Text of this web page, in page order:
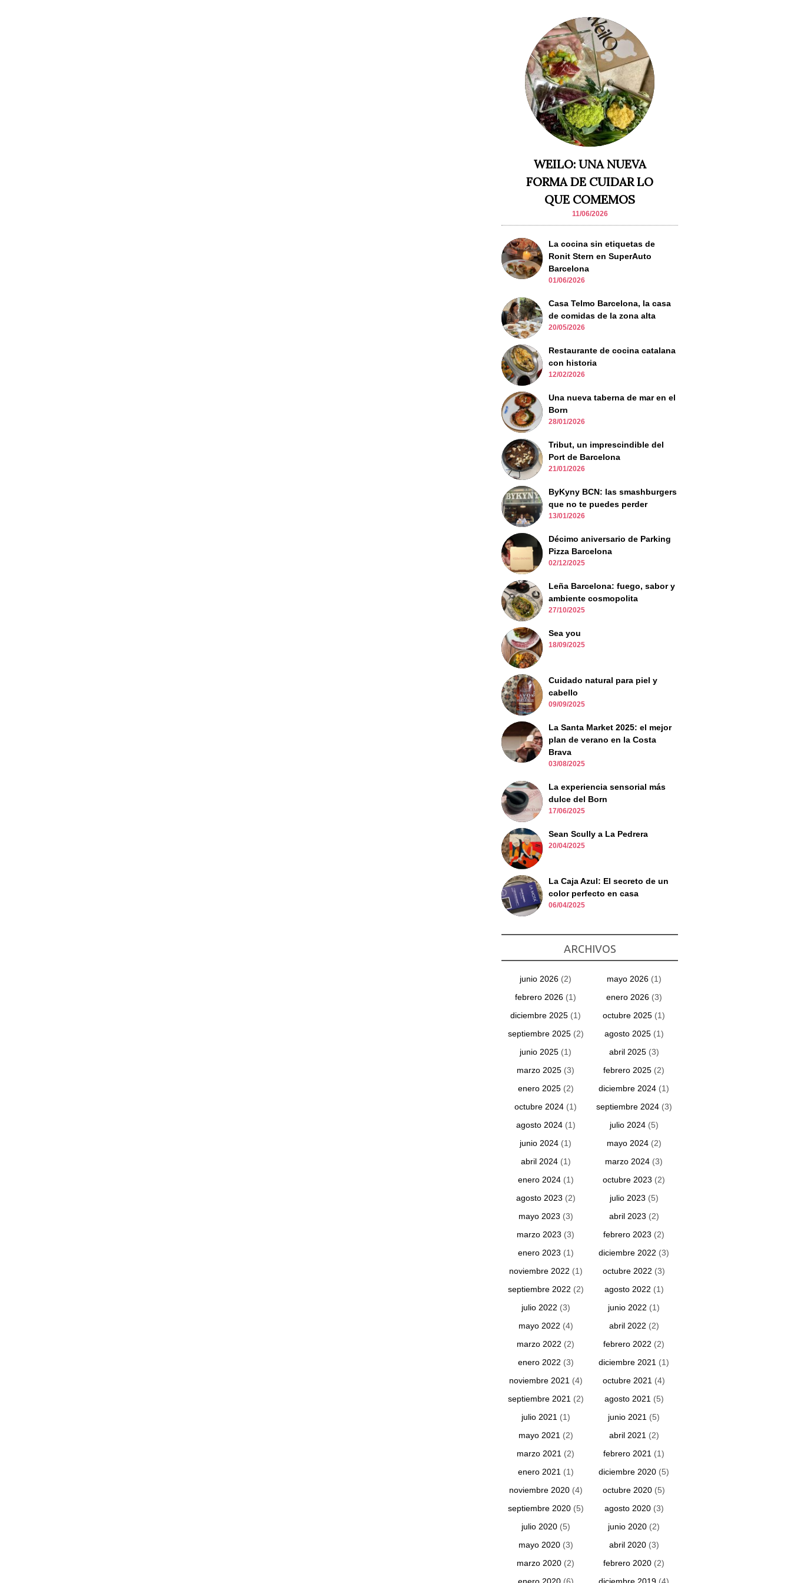
WEILO: UNA NUEVA
FORMA DE CUIDAR LO
QUE COMEMOS
11/06/2026
La cocina sin etiquetas de
Ronit Stern en SuperAuto
Barcelona
01/06/2026
Casa Telmo Barcelona, la casa
de comidas de la zona alta
20/05/2026
Restaurante de cocina catalana
con historia
12/02/2026
Una nueva taberna de mar en el
Born
28/01/2026
Tribut, un imprescindible del
Port de Barcelona
21/01/2026
ByKyny BCN: las smashburgers
que no te puedes perder
13/01/2026
Décimo aniversario de Parking
Pizza Barcelona
02/12/2025
Leña Barcelona: fuego, sabor y
ambiente cosmopolita
27/10/2025
Sea you
18/09/2025
Cuidado natural para piel y
cabello
09/09/2025
La Santa Market 2025: el mejor
plan de verano en la Costa
Brava
03/08/2025
La experiencia sensorial más
dulce del Born
17/06/2025
Sean Scully a La Pedrera
20/04/2025
La Caja Azul: El secreto de un
color perfecto en casa
06/04/2025
ARCHIVOS
junio 2026 (2) mayo 2026(1)
febrero 2026 (1) enero 2026(3)
diciembre 2025 (1) octubre 2025 (1)
septiembre 2025(2) agosto 2025(1)
junio 2025 (1) abril 2025(3)
marzo 2025 (3) febrero 2025 (2)
enero 2025(2) diciembre 2024 (1)
octubre 2024 (1) septiembre 2024(3)
agosto 2024(1) julio 2024(5)
junio 2024 (1) mayo 2024(2)
abril 2024(1) marzo 2024 (3)
enero 2024(1) octubre 2023 (2)
agosto 2023 (2) julio 2023 (5)
mayo 2023 (3) abril 2023 (2)
marzo 2023 (3) febrero 2023 (2)
enero 2023 (1) diciembre 2022 (3)
noviembre 2022 (1) octubre 2022 (3)
septiembre 2022 (2) agosto 2022 (1)
julio 2022 (3) junio 2022 (1)
mayo 2022 (4) abril 2022 (2)
marzo 2022 (2) febrero 2022 (2)
enero 2022 (3) diciembre 2021 (1)
noviembre 2021 (4) octubre 2021 (4)
septiembre 2021 (2) agosto 2021 (5)
julio 2021 (1) junio 2021 (5)
mayo 2021 (2) abril 2021 (2)
marzo 2021 (2) febrero 2021 (1)
enero 2021 (1) diciembre 2020 (5)
noviembre 2020(4) octubre 2020 (5)
septiembre 2020(5) agosto 2020(3)
julio 2020(5) junio 2020 (2)
mayo 2020(3) abril 2020(3)
marzo 2020 (2) febrero 2020 (2)